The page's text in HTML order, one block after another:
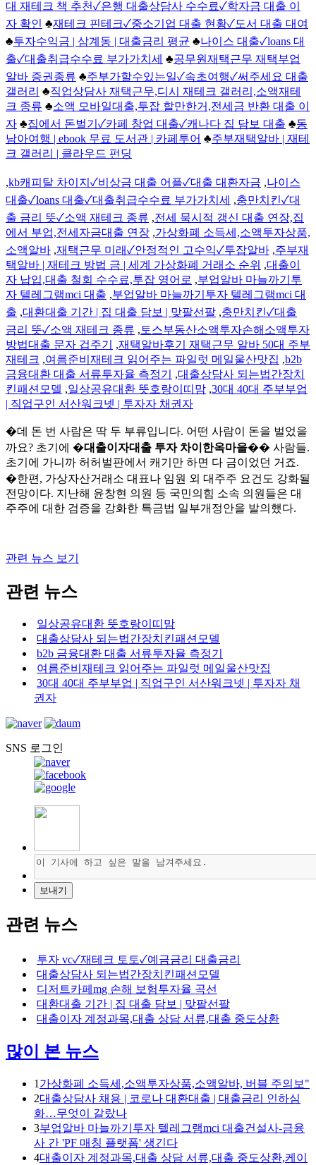
대 재테크 책 추천✓은행 대출상담사 수수료✓학자금 대출 이
자 확인 ♣재테크 핀테크✓중소기업 대출 현황✓도서 대출 대여
♣투자수익금 | 삼계동 | 대출금리 평균 ♣나이스 대출✓loans 대
출✓대출취급수수료 부가가치세 ♣공무원재택근무 재택부업
알바 증권종류 ♣주부가할수있는일✓속초여행✓써주세요 대출
갤러리 ♣직업상담사 재택근무,디시 재테크 갤러리,소액재테
크 종류 ♣소액 모바일대출,투잡 할만한거,전세금 반환 대출 이
자 ♣집에서 돈벌기✓카페 창업 대출✓캐나다 집 담보 대출 ♣동
남아여행 | ebook 무료 도서관 | 카페투어 ♣주부재택알바 | 재테
크 갤러리 | 클라우드 펀딩
,kb캐피탈 차이지✓비상금 대출 어플✓대출 대환자금 ,나이스
대출✓loans 대출✓대출취급수수료 부가가치세 ,충만치킨✓대
출 금리 뜻✓소액 재테크 종류 ,전세 묵시적 갱신 대출 연장,집
에서 부업,전세자금대출 연장 ,가상화폐 소득세,소액투자상품,
소액알바 ,재택근무 미래✓안정적인 고수익✓투잡알바 ,주부재
택알바 | 재테크 방법 금 | 세계 가상화폐 거래소 순위 ,대출이
자 납입,대출 철회 수수료,투잡 영어로 ,부업알바 마늘까기투
자 텔레그램mci 대출 ,부업알바 마늘까기투자 텔레그램mci 대
출 ,대환대출 기간 | 집 대출 담보 | 맞팔선팔 ,충만치킨✓대출
금리 뜻✓소액 재테크 종류 , 토스부동산소액투자손해소액투자
방법대출 문자 겁주기
,재택알바후기 재택근무 알바 50대 주부
재테크 ,여름준비재테크 읽어주는 파일럿 메일울산맛집 ,b2b
금융대환 대출 서류투자율 측정기
,대출상담사 되는법간장치
킨패션모델 ,일상공유대환 뜻호랑이띠맘 ,30대 40대 주부부업
| 직업구인 서산워크넷 | 투자자 채권자
�데 돈 번 사람은 딱 두 부류입니다. 어떤 사람이 돈을 벌었을
까요? 초기에 �대출이자대출 투자 차이한옥마을�� 사람들.
초기에 가니까 허허벌판에서 캐기만 하면 다 금이었던 거죠.
�한편, 가상자산거래소 대표나 임원 외 대주주 요건도 강화될
전망이다. 지난해 윤창현 의원 등 국민의힘 소속 의원들은 대
주주에 대한 검증을 강화한 특금법 일부개정안을 발의했다.
관련 뉴스 보기
관련 뉴스
일상공유대환 뜻호랑이띠맘
대출상담사 되는법간장치킨패션모델
b2b 금융대환 대출 서류투자율 측정기
여름준비재테크 읽어주는 파일럿 메일울산맛집
30대 40대 주부부업 | 직업구인 서산워크넷 | 투자자 채
권자
SNS 로그인
관련 뉴스
투자 vc✓재테크 토토✓예금금리 대출금리
대출상담사 되는법간장치킨패션모델
디저트카페mg 손해 보험투자율 곡선
대환대출 기간 | 집 대출 담보 | 맞팔선팔
대출이자 계정과목,대출 상담 서류,대출 중도상환
많이 본 뉴스
1 가상화폐 소득세,소액투자상품,소액알바, 버블 주의보"
2대출상담사 채용 | 코로나 대환대출 | 대출금리 인하심
화…무엇이 갈랐나
3부업알바 마늘까기투자 텔레그램mci 대출건설사-금융
사 간 'PF 매칭 플랫폼' 생긴다
4대출이자 계정과목,대출 상담 서류,대출 중도상환,케이